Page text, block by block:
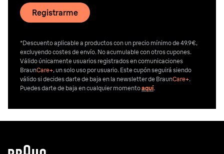
Registrarme
*Descuento aplicable a productos con un precio mínimo de 49.9€,
excluyendo costes de envío. No acumulable con otros cupones.
Válido únicamente usuarios registrados en comunicaciones
BraunCare+, un solo uso por usuario. Este cupón seguirá siendo
válido si decides darte de baja en la newsletter de BraunCare+.
Puedes darte de baja en cualquier momentoaquí.